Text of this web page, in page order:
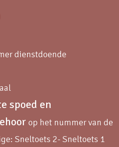
dienstdoende
spoed en
op het nummer van de
Sneltoets 2- Sneltoets 1